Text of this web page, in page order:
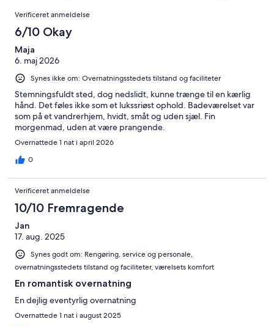
747
alt
747
af
alt
747
anmeldelser
Anmeldelser
Verificeret anmeldelse
6/10 Okay
Maja
6. maj 2026
Synes ikke om: Overnatningsstedets tilstand og faciliteter
Stemningsfuldt sted, dog nedslidt, kunne trænge til en kærlig
hånd. Det føles ikke som et lukssriøst ophold. Badeværelset var
som på et vandrerhjem, hvidt, småt og uden sjæl. Fin
morgenmad, uden at være prangende.
Overnattede 1 nat i april 2026
0
Verificeret anmeldelse
10/10 Fremragende
Jan
17. aug. 2025
Synes godt om: Rengøring, service og personale,
overnatningsstedets tilstand og faciliteter, værelsets komfort
En romantisk overnatning
En dejlig eventyrlig overnatning
Overnattede 1 nat i august 2025